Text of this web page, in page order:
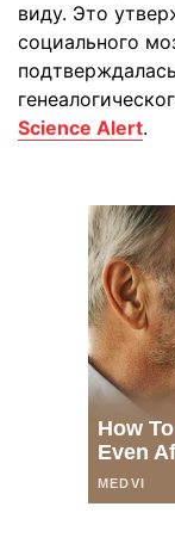
виду. Это
социального
Science Alert.